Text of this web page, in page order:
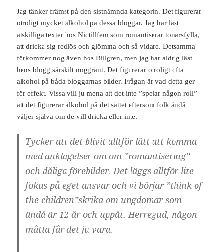
Jag tänker främst på den sistnämnda kategorin. Det figurerar
otroligt mycket alkohol på dessa bloggar. Jag har läst
åtskilliga texter hos Niotillfem som romantiserar tonårsfylla,
att dricka sig redlös och glömma och så vidare. Detsamma
förkommer nog även hos Billgren, men jag har aldrig läst
hens blogg särskilt noggrant. Det figurerar otroligt ofta
alkohol på båda bloggarnas bilder. Frågan är vad detta ger
för effekt. Vissa vill ju mena att det inte ”spelar någon roll”
att det figurerar alkohol på det sättet eftersom folk ändå
väljer själva om de vill dricka eller inte:
Tycker att det blivit alltför lätt att komma
med anklagelser om om ”romantisering”
och dåliga förebilder. Det läggs alltför lite
fokus på eget ansvar och vi börjar ”think of
the children”skrika om ungdomar som
ändå är 12 år och uppåt. Herregud, någon
måtta får det ju vara.